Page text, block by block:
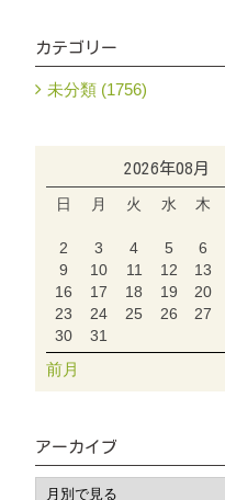
カテゴリー
未分類 (1756)
2026年08月
日 月 火 水 木
2
3 4 5 6
9
10 11 12 13
16
17 18 19 20
23
24 25 26 27
30
31
前月
アーカイブ